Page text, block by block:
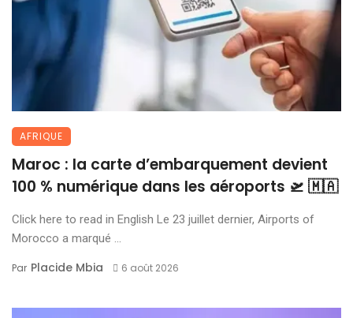
AFRIQUE
Maroc : la carte d’embarquement devient
100 % numérique dans les aéroports 🛫 🇲🇦
Click here to read in English Le 23 juillet dernier, Airports of
Morocco a marqué ...
Par Placide Mbia 6 août 2026